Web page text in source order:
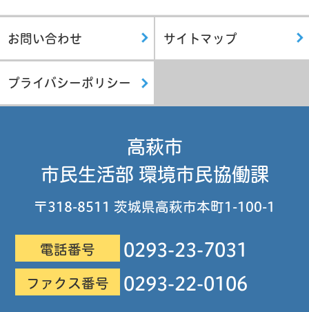
お問い合わせ サイトマップ
プライバシーポリシー
高萩市
市民生活部 環境市民協働課
〒318-8511 茨城県高萩市本町1-100-1
電話番号 0293-23-7031
ファクス番号 0293-22-0106